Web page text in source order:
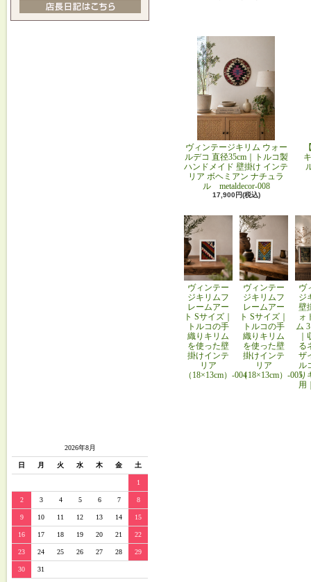
2026年8月
日 月 火 水 木 金 土
1
2 3 4 5 6 7 8
9 10 11 12 13 14 15
16 17 18 19 20 21 22
23 24 25 26 27 28 29
30 31
ヴィンテージキリム ウォー
ルデコ 直径35cm｜トルコ製
ハンドメイド 壁掛け インテ
リア ボヘミアン ナチュラ
ル metaldecor-008
17,900円(税込)
ヴィンテー
ジキリムフ
レームアー
ト Sサイズ｜
トルコの手
織りキリム
を使った壁
掛けインテ
リア
（18×13cm）-004
ヴィンテー
ジキリムフ
レームアー
ト Sサイズ｜
トルコの手
織りキリム
を使った壁
掛けインテ
リア
（18×13cm）-005
ヴ
ジ
壁
ォ
ム
る
ザ
ル
り
用